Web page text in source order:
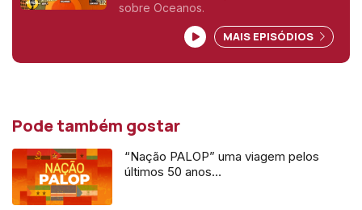
sobre Oceanos.
MAIS EPISÓDIOS
Pode também gostar
“Nação PALOP” uma viagem pelos
últimos 50 anos…